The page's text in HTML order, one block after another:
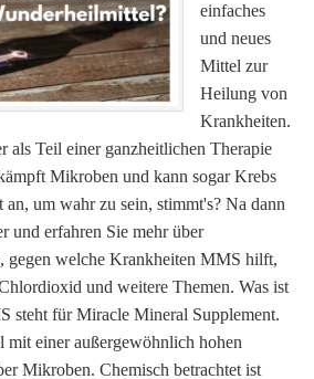
einfaches
und neues
Mittel zur
Heilung von
Krankheiten.
als Teil einer ganzheitlichen Therapie
Mikroben und kann sogar Krebs
um wahr zu sein, stimmt's? Na dann
und erfahren Sie mehr über
gegen welche Krankheiten MMS hilft,
und weitere Themen. Was ist
steht für Miracle Mineral Supplement.
mit einer außergewöhnlich hohen
Mikroben. Chemisch betrachtet ist